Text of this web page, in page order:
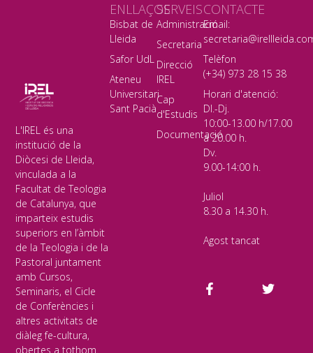
L'IREL és una
institució de la
Diòcesi de Lleida,
vinculada a la
Facultat de Teologia
de Catalunya, que
imparteix estudis
superiors en l’àmbit
de la Teologia i de la
Pastoral juntament
amb Cursos,
Seminaris, el Cicle
de Conferències i
altres activitats de
diàleg fe-cultura,
obertes a tothom.
SERVEIS
Administració
Secretaria
Direcció
IREL
Cap
d'Estudis
Documentació
ENLLAÇOS
Bisbat de
Lleida
Safor UdL
Ateneu
Universitari
Sant Pacià
CONTACTE
Email:
Telèfon
(+34) 973 28 15 38
Horari d'atenció:
Dl.-Dj.
10:00-13.00 h/17.00
a 20.00 h.
Dv.
9.00-14:00 h.
Juliol
8.30 a 14.30 h.
Agost tancat